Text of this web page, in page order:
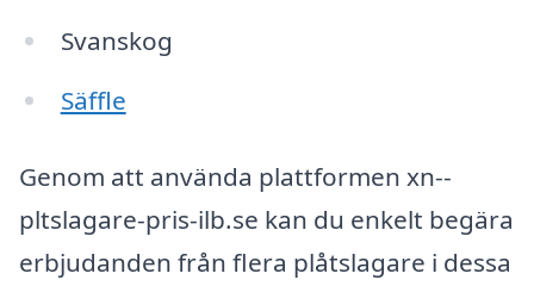
Svanskog
Säffle
Genom att använda plattformen xn--
pltslagare-pris-ilb.se kan du enkelt begära
erbjudanden från flera plåtslagare i dessa